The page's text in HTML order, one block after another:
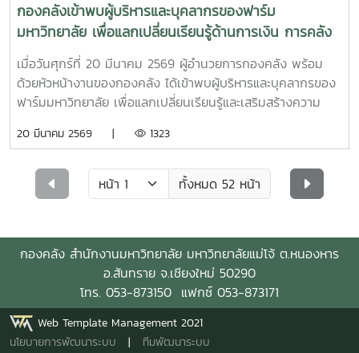
กองคลังเข้าพบผู้บริหารและบุคลากรของฟาร์ม
มหาวิทยาลัย เพื่อแลกเปลี่ยนเรียนรู้ด้านการเงิน การคลัง
และการพัสดุ
เมื่อวันศุกร์ที่ 20 มีนาคม 2569 ผู้อำนวยการกองคลัง พร้อม
ด้วยหัวหน้างานของกองคลัง ได้เข้าพบผู้บริหารและบุคลากรของ
ฟาร์มมหาวิทยาลัย เพื่อแลกเปลี่ยนเรียนรู้และเสริมสร้างความ
ทั้งนี้ การเข้าพบหน่วยงานต่าง ๆ เป็นกิจกรรมภายใต้โครงการ
พัฒนาความเข้าใจด้านการเงิน การคลัง และการพัสดุแก่ผู้บริหาร
และผู้ปฏิบัติงานที่เกี่ยวข้อง
20 มีนาคม 2569 | 1323
ทั้งหมด 52 หน้า
กองคลัง สำนักงานมหาวิทยาลัย มหาวิทยาลัยแม่โจ้ ต.หนองหาร
อ.สันทราย จ.เชียงใหม่ 50290
โทร. 053-873150 แฟกซ์ 053-873171
Web Template Management 2021
นโยบายการพัฒนาระบบ | ทีมพัฒนาระบบ